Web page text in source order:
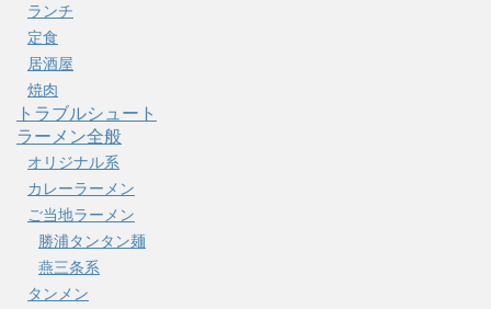
ランチ
定食
居酒屋
焼肉
トラブルシュート
ラーメン全般
オリジナル系
カレーラーメン
ご当地ラーメン
勝浦タンタン麺
燕三条系
タンメン